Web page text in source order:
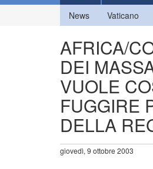
News Vaticano
AFRICA/
DEI
VUOLE
FUGGIRE
DELLA
giovedì, 9 ottobre 2003